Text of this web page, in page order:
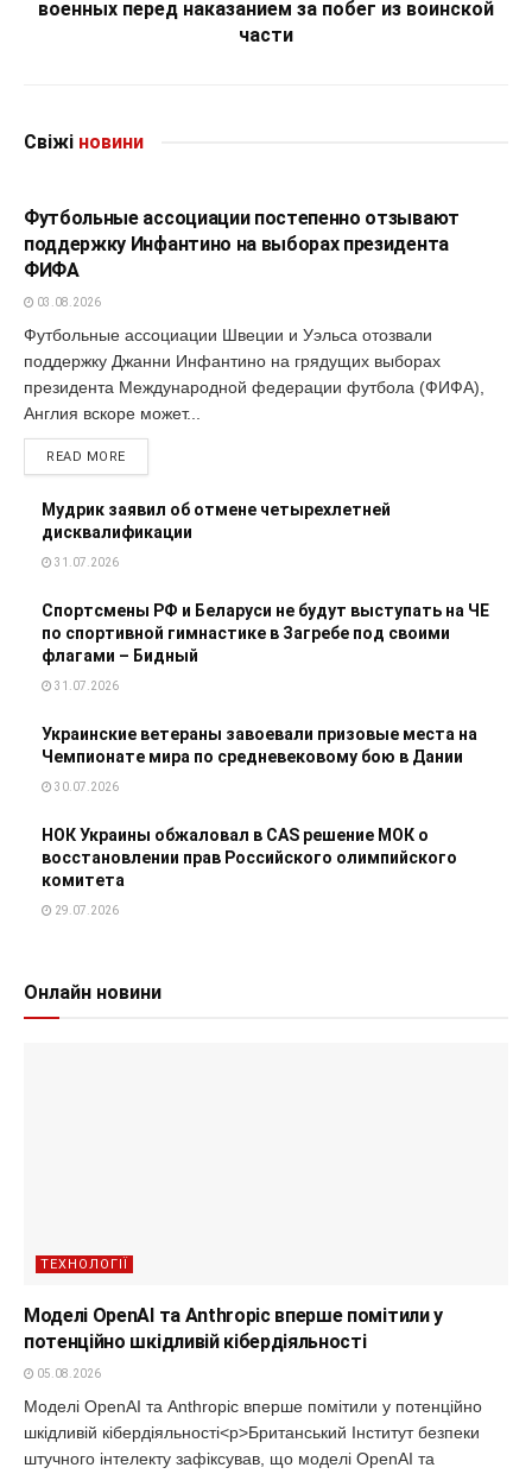
военных перед наказанием за побег из воинской
части
Свіжі новини
Футбольные ассоциации постепенно отзывают
поддержку Инфантино на выборах президента
ФИФА
03.08.2026
Футбольные ассоциации Швеции и Уэльса отозвали
поддержку Джанни Инфантино на грядущих выборах
президента Международной федерации футбола (ФИФА),
Англия вскоре может...
READ MORE
Мудрик заявил об отмене четырехлетней
дисквалификации
31.07.2026
Спортсмены РФ и Беларуси не будут выступать на ЧЕ
по спортивной гимнастике в Загребе под своими
флагами – Бидный
31.07.2026
Украинские ветераны завоевали призовые места на
Чемпионате мира по средневековому бою в Дании
30.07.2026
НОК Украины обжаловал в CAS решение МОК о
восстановлении прав Российского олимпийского
комитета
29.07.2026
Онлайн новини
ТЕХНОЛОГІЇ
Моделі OpenAI та Anthropic вперше помітили у
потенційно шкідливій кібердіяльності
05.08.2026
Моделі OpenAI та Anthropic вперше помітили у потенційно
шкідливій кібердіяльності<p>Британський Інститут безпеки
штучного інтелекту зафіксував, що моделі OpenAI та